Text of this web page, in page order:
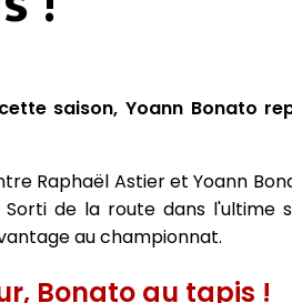
saison, Yoann Bonato
Raphaël Astier et Yoann
de la route dans l'ultime
au championnat.
Bonato au tapis !